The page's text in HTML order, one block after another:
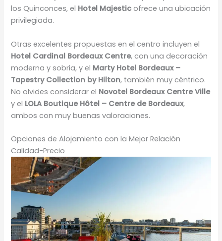
los Quinconces, el Hotel Majestic ofrece una ubicación
privilegiada.
Otras excelentes propuestas en el centro incluyen el
Hotel Cardinal Bordeaux Centre, con una decoración
moderna y sobria, y el Marty Hotel Bordeaux –
Tapestry Collection by Hilton, también muy céntrico.
No olvides considerar el Novotel Bordeaux Centre Ville
y el LOLA Boutique Hôtel – Centre de Bordeaux,
ambos con muy buenas valoraciones.
Opciones de Alojamiento con la Mejor Relación
Calidad-Precio